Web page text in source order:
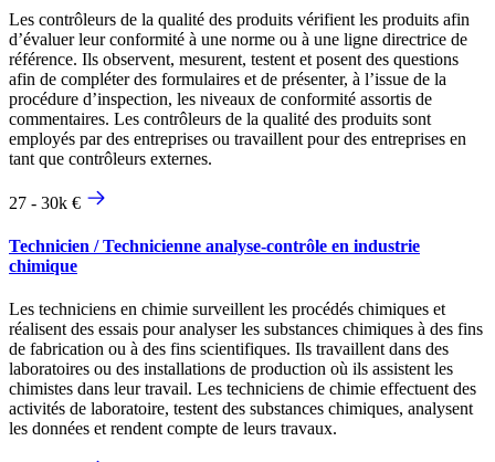
Les contrôleurs de la qualité des produits vérifient les produits afin
d’évaluer leur conformité à une norme ou à une ligne directrice de
référence. Ils observent, mesurent, testent et posent des questions
afin de compléter des formulaires et de présenter, à l’issue de la
procédure d’inspection, les niveaux de conformité assortis de
commentaires. Les contrôleurs de la qualité des produits sont
employés par des entreprises ou travaillent pour des entreprises en
tant que contrôleurs externes.
27 - 30k €
Technicien / Technicienne analyse-contrôle en industrie
chimique
Les techniciens en chimie surveillent les procédés chimiques et
réalisent des essais pour analyser les substances chimiques à des fins
de fabrication ou à des fins scientifiques. Ils travaillent dans des
laboratoires ou des installations de production où ils assistent les
chimistes dans leur travail. Les techniciens de chimie effectuent des
activités de laboratoire, testent des substances chimiques, analysent
les données et rendent compte de leurs travaux.